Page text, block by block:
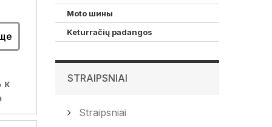
к
Moto шины
Keturračių padangos
STRAIPSNIAI
Straipsniai